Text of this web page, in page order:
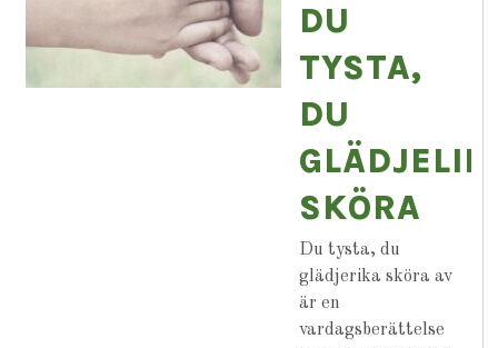
DU
TYSTA,
DU
SKÖRA
Du tysta, du
glädjerika sköra av
är en
vardagsberättelse